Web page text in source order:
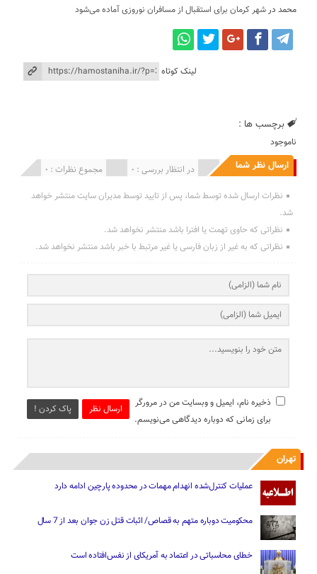
محمد درشهر کرمان برای استقبال از مسافران نوروزی آماده می‌شود
لینک کوتاه
برچسب ها :
ناموجود
ارسال نظر شما مجموع نظرات : 0 در انتظار بررسی : 0 انتشار یافته : 0
نظرات ارسال شده توسط شما، پس از تایید توسط مدیران سایت منتشر خواهد
شد.
نظراتی که حاوی تهمت یا افترا باشد منتشر نخواهد شد.
نظراتی که به غیر از زبان فارسی یا غیر مرتبط با خبر باشد منتشر نخواهد شد.
ارسال نظر پاک کردن !
ذخیره نام، ایمیل و وبسایت من در مرورگر
برای زمانی که دوباره دیدگاهی می‌نویسم.
تهران
عملیات کنترل‌شده انهدام مهمات در محدوده پارچین ادامه دارد
محکومیت دوباره متهم به قصاص/ اثبات قتل زن جوان بعد از 7 سال
خطای محاسباتی در اعتماد به آمریکای از نفس‌افتاده است